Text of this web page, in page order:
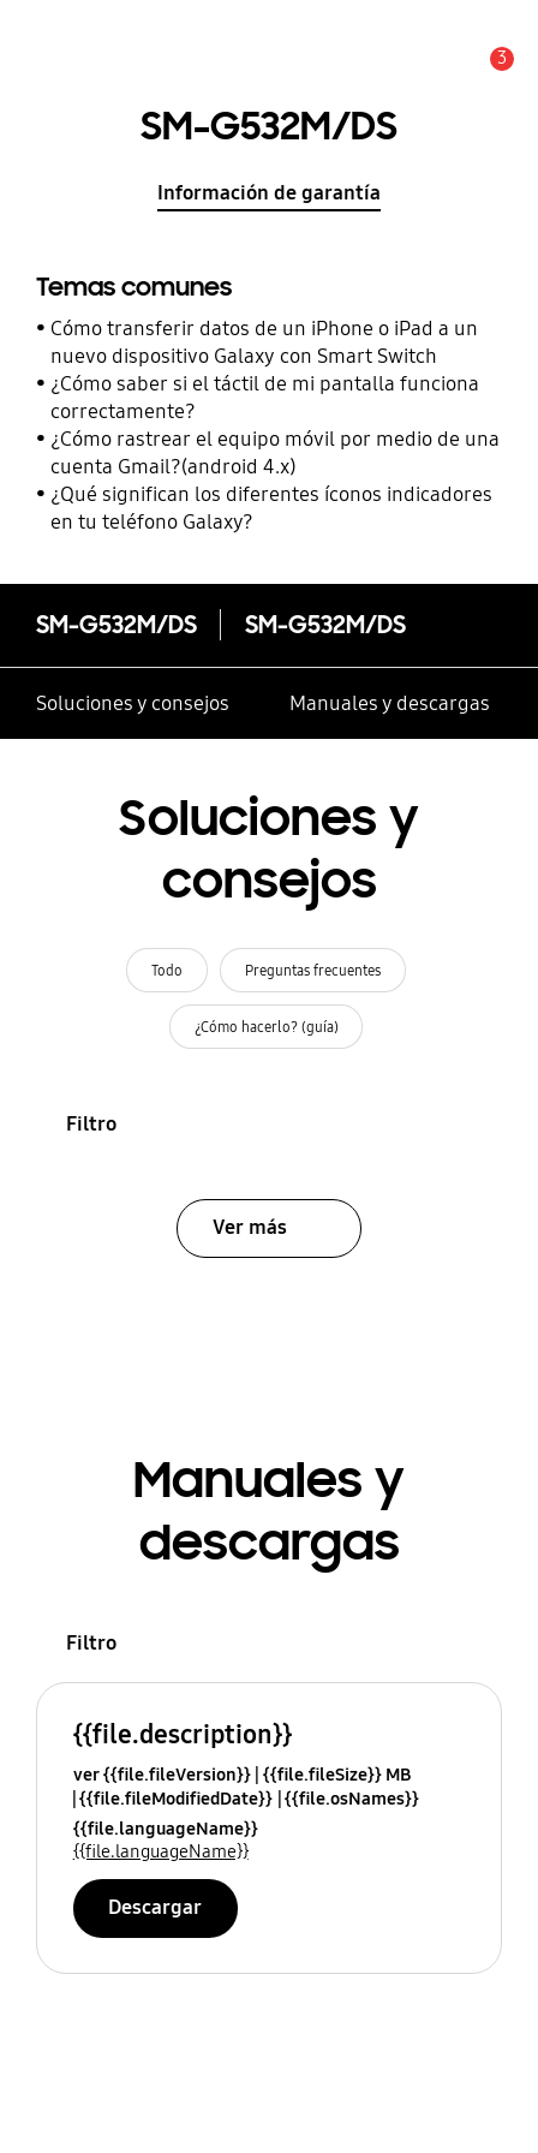
3
SM-G532M/DS
Información de garantía
Temas comunes
Cómo transferir datos de un iPhone o iPad a un
nuevo dispositivo Galaxy con Smart Switch
¿Cómo saber si el táctil de mi pantalla funciona
correctamente?
¿Cómo rastrear el equipo móvil por medio de una
cuenta Gmail?(android 4.x)
¿Qué significan los diferentes íconos indicadores
en tu teléfono Galaxy?
SM-G532M/DS SM-G532M/DS
Soluciones y consejos Manuales y descargas
Soluciones y
consejos
Todo Preguntas frecuentes
¿Cómo hacerlo? (guía)
Filtro
Ver más
Manuales y
descargas
Filtro
{{file.description}}
ver {{file.fileVersion}} {{file.fileSize}} MB
{{file.fileModifiedDate}} {{file.osNames}}
{{file.languageName}}
{{file.languageName}}
Descargar